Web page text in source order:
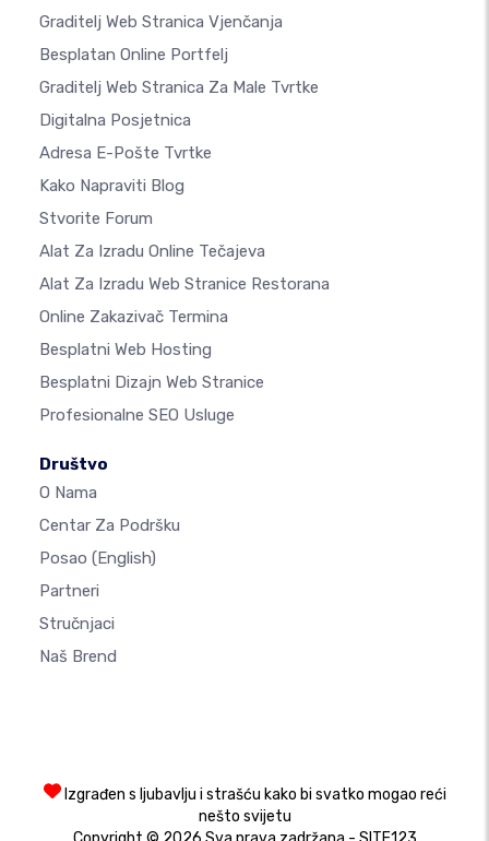
Graditelj Web Stranica Vjenčanja
Besplatan Online Portfelj
Graditelj Web Stranica Za Male Tvrtke
Digitalna Posjetnica
Adresa E-Pošte Tvrtke
Kako Napraviti Blog
Stvorite Forum
Alat Za Izradu Online Tečajeva
Alat Za Izradu Web Stranice Restorana
Online Zakazivač Termina
Besplatni Web Hosting
Besplatni Dizajn Web Stranice
Profesionalne SEO Usluge
Društvo
O Nama
Centar Za Podršku
Posao (English)
Partneri
Stručnjaci
Naš Brend
Izgrađen s ljubavlju i strašću kako bi svatko mogao reći
nešto svijetu